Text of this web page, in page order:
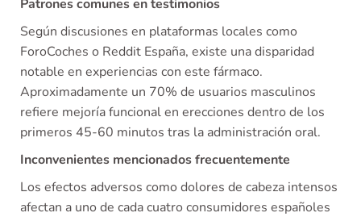
Patrones comunes en testimonios
Según discusiones en plataformas locales como
ForoCoches o Reddit España, existe una disparidad
notable en experiencias con este fármaco.
Aproximadamente un 70% de usuarios masculinos
refiere mejoría funcional en erecciones dentro de los
primeros 45-60 minutos tras la administración oral.
Inconvenientes mencionados frecuentemente
Los efectos adversos como dolores de cabeza intensos
afectan a uno de cada cuatro consumidores españoles